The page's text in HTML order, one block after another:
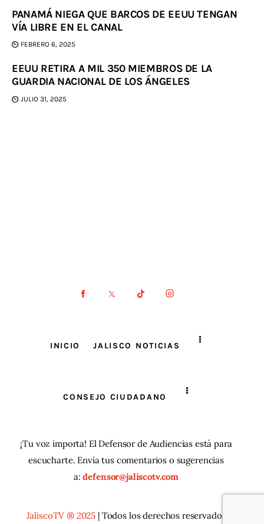
PANAMÁ NIEGA QUE BARCOS DE EEUU TENGAN
VÍA LIBRE EN EL CANAL
FEBRERO 6, 2025
EEUU RETIRA A MIL 350 MIEMBROS DE LA
GUARDIA NACIONAL DE LOS ÁNGELES
JULIO 31, 2025
INICIO JALISCO NOTICIAS
CONSEJO CIUDADANO
¡Tu voz importa! El Defensor de Audiencias está para
escucharte. Envía tus comentarios o sugerencias
a:defensor@jaliscotv.com
JaliscoTV ® 2025 | Todos los derechos reservados